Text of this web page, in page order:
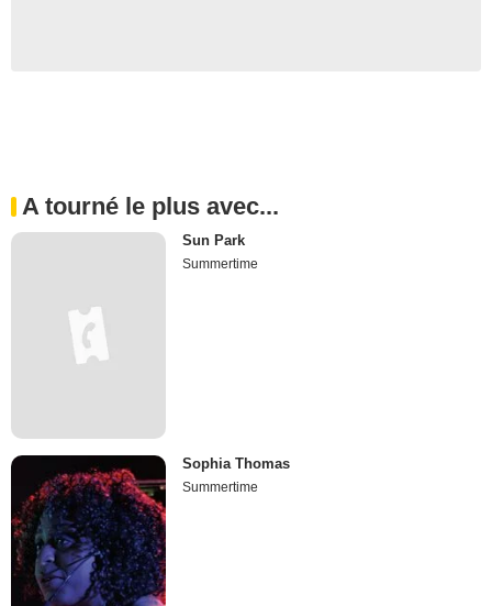
A tourné le plus avec...
Sun Park
Summertime
Sophia Thomas
Summertime